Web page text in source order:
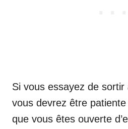
Si vous essayez de
vous devrez être
que vous êtes ouverte